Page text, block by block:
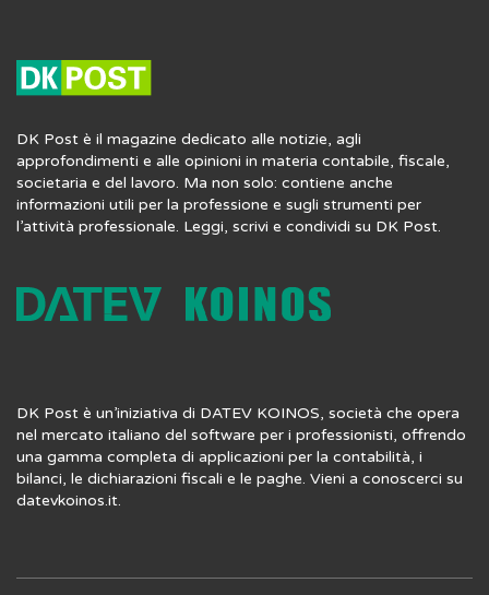
DK Post è il magazine dedicato alle notizie, agli
approfondimenti e alle opinioni in materia contabile, fiscale,
societaria e del lavoro. Ma non solo: contiene anche
informazioni utili per la professione e sugli strumenti per
l’attività professionale. Leggi, scrivi e condividi su DK Post.
DK Post è un’iniziativa di DATEV KOINOS, società che opera
nel mercato italiano del software per i professionisti, offrendo
una gamma completa di applicazioni per la contabilità, i
bilanci, le dichiarazioni fiscali e le paghe. Vieni a conoscerci su
datevkoinos.it.